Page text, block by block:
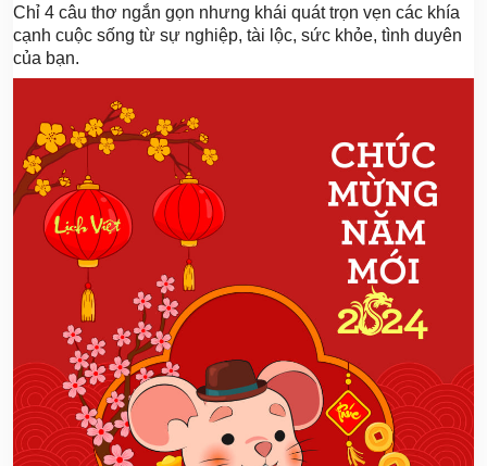
Chỉ 4 câu thơ ngắn gọn nhưng khái quát trọn vẹn các khía
cạnh cuộc sống từ sự nghiệp, tài lộc, sức khỏe, tình duyên
của bạn.